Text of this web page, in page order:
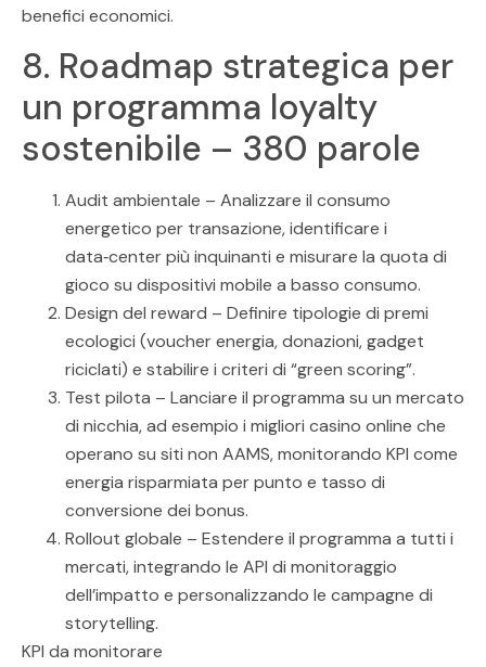
benefici economici.
8. Roadmap strategica per
un programma loyalty
sostenibile – 380 parole
Audit ambientale – Analizzare il consumo
energetico per transazione, identificare i
data‑center più inquinanti e misurare la quota di
gioco su dispositivi mobile a basso consumo.
Design del reward – Definire tipologie di premi
ecologici (voucher energia, donazioni, gadget
riciclati) e stabilire i criteri di “green scoring”.
Test pilota – Lanciare il programma su un mercato
di nicchia, ad esempio i migliori casino online che
operano su siti non AAMS, monitorando KPI come
energia risparmiata per punto e tasso di
conversione dei bonus.
Rollout globale – Estendere il programma a tutti i
mercati, integrando le API di monitoraggio
dell’impatto e personalizzando le campagne di
storytelling.
KPI da monitorare